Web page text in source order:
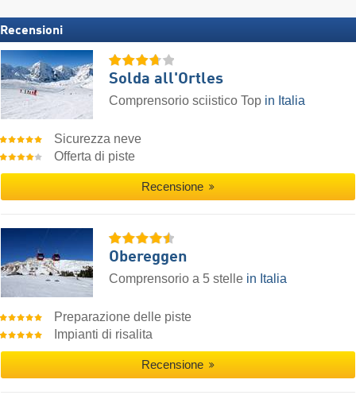
Recensioni
Solda all'Ortles
Comprensorio sciistico Top in Italia
Sicurezza neve
Offerta di piste
Recensione
Obereggen
Comprensorio a 5 stelle in Italia
Preparazione delle piste
Impianti di risalita
Recensione